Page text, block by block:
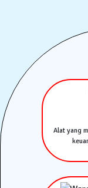
Alat yang